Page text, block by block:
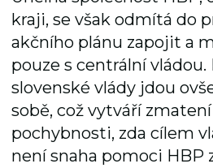
kraji, se však odmítá do
akčního plánu zapojit a
pouze s centrální
slovenské vlády jdou
sobě, což vytváří
pochybnosti, zda cílem
není snaha pomoci HBP